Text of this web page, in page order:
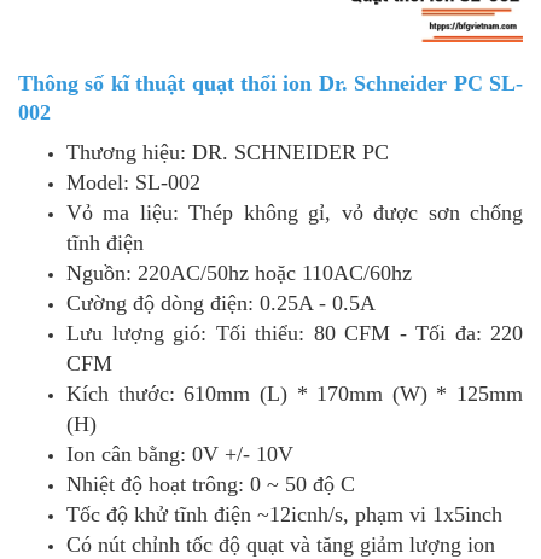
Thông số kĩ thuật quạt thổi ion Dr. Schneider PC SL-
002
Thương hiệu: DR. SCHNEIDER PC
Model: SL-002
Vỏ ma liệu: Thép không gỉ, vỏ được sơn chống
tĩnh điện
Nguồn: 220AC/50hz hoặc 110AC/60hz
Cường độ dòng điện: 0.25A - 0.5A
Lưu lượng gió: Tối thiểu: 80 CFM - Tối đa: 220
CFM
Kích thước: 610mm (L) * 170mm (W) * 125mm
(H)
Ion cân bằng: 0V +/- 10V
Nhiệt độ hoạt trông: 0 ~ 50 độ C
Tốc độ khử tĩnh điện ~12icnh/s, phạm vi 1x5inch
Có nút chỉnh tốc độ quạt và tăng giảm lượng ion